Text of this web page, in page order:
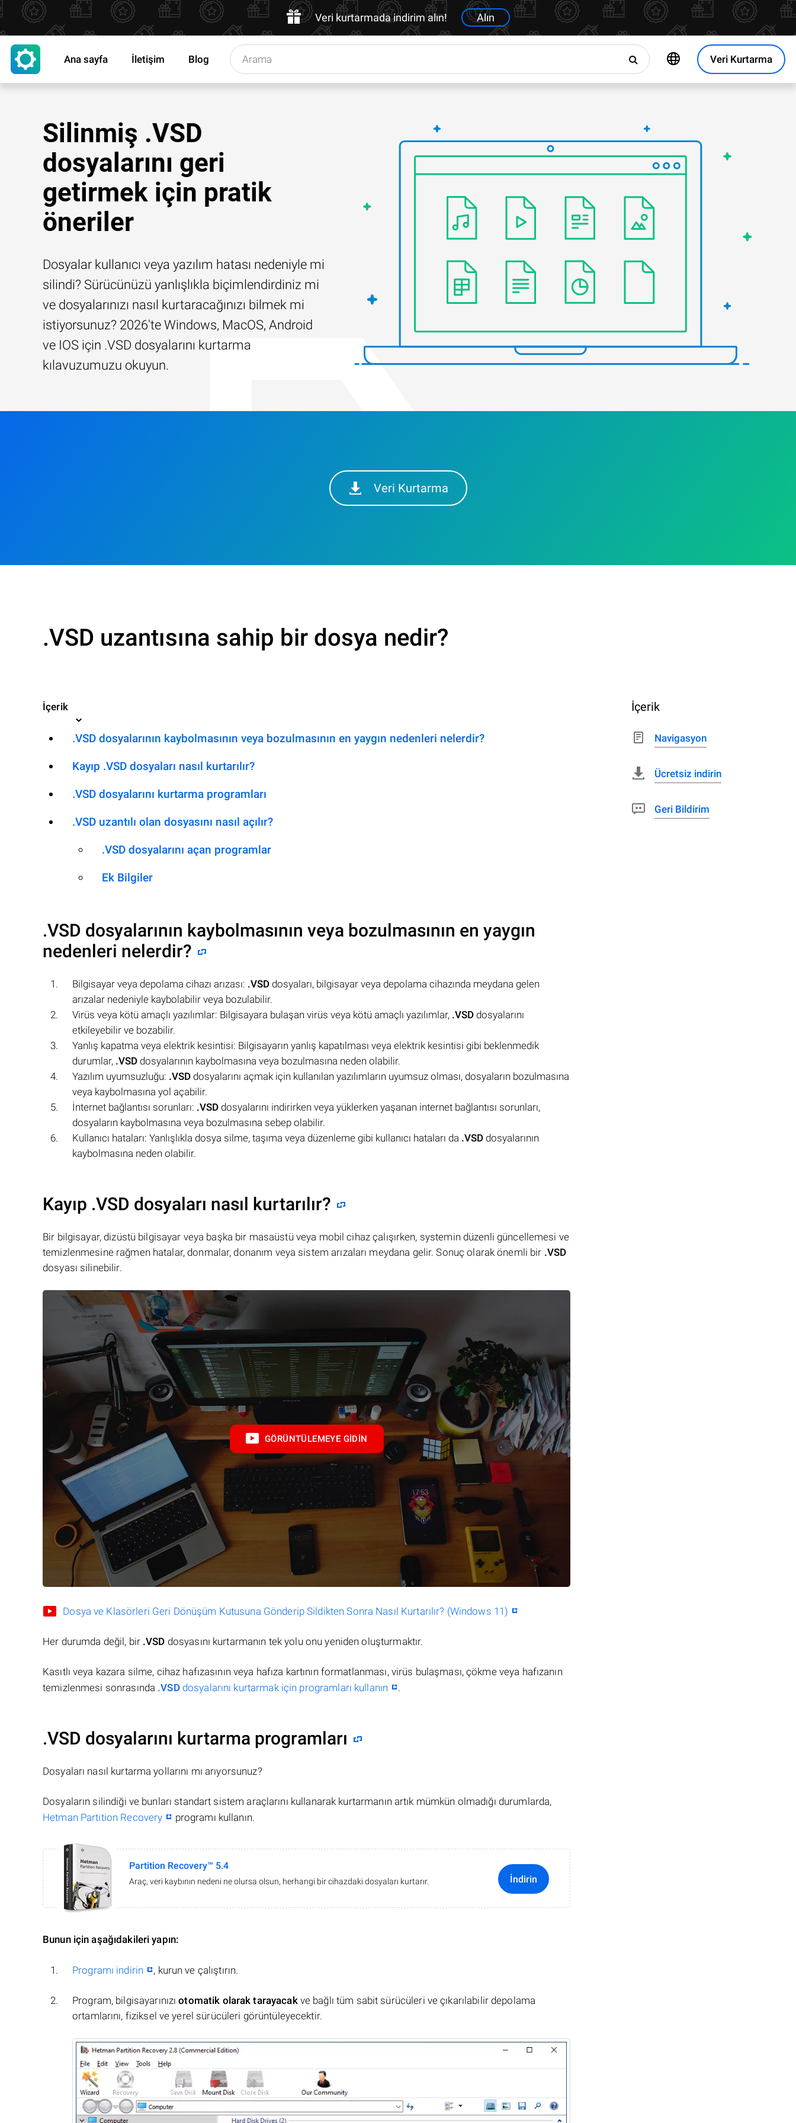
Veri kurtarmada indirim alın! Alın
Veri Kurtarma
Ana sayfa İletişim Blog
Silinmiş .VSD
dosyalarını geri
getirmek için pratik
öneriler
Dosyalar kullanıcı veya yazılım hatası nedeniyle mi
silindi? Sürücünüzü yanlışlıkla biçimlendirdiniz mi
ve dosyalarınızı nasıl kurtaracağınızı bilmek mi
istiyorsunuz? 2026'te Windows, MacOS, Android
ve IOS için .VSD dosyalarını kurtarma
kılavuzumuzu okuyun.
Veri Kurtarma
.VSD uzantısına sahip bir dosya nedir?
İçerik
.VSD dosyalarının kaybolmasının veya bozulmasının en yaygın nedenleri nelerdir?
Kayıp .VSD dosyaları nasıl kurtarılır?
.VSD dosyalarını kurtarma programları
.VSD uzantılı olan dosyasını nasıl açılır?
.VSD dosyalarını açan programlar
Ek Bilgiler
.VSD dosyalarının kaybolmasının veya bozulmasının en yaygın
nedenleri nelerdir?
Bilgisayar veya depolama cihazı arızası: .VSD dosyaları, bilgisayar veya depolama cihazında meydana gelen
arızalar nedeniyle kaybolabilir veya bozulabilir.
Virüs veya kötü amaçlı yazılımlar: Bilgisayara bulaşan virüs veya kötü amaçlı yazılımlar, .VSD dosyalarını
etkileyebilir ve bozabilir.
Yanlış kapatma veya elektrik kesintisi: Bilgisayarın yanlış kapatılması veya elektrik kesintisi gibi beklenmedik
durumlar, .VSD dosyalarının kaybolmasına veya bozulmasına neden olabilir.
Yazılım uyumsuzluğu: .VSD dosyalarını açmak için kullanılan yazılımların uyumsuz olması, dosyaların bozulmasına
veya kaybolmasına yol açabilir.
İnternet bağlantısı sorunları: .VSD dosyalarını indirirken veya yüklerken yaşanan internet bağlantısı sorunları,
dosyaların kaybolmasına veya bozulmasına sebep olabilir.
Kullanıcı hataları: Yanlışlıkla dosya silme, taşıma veya düzenleme gibi kullanıcı hataları da .VSD dosyalarının
kaybolmasına neden olabilir.
Kayıp .VSD dosyaları nasıl kurtarılır?
Bir bilgisayar, dizüstü bilgisayar veya başka bir masaüstü veya mobil cihaz çalışırken, systemin düzenli güncellemesi ve
temizlenmesine rağmen hatalar, donmalar, donanım veya sistem arızaları meydana gelir. Sonuç olarak önemli bir .VSD
dosyası silinebilir.
GÖRÜNTÜLEMEYE GIDIN
Dosya ve Klasörleri Geri Dönüşüm Kutusuna Gönderip Sildikten Sonra Nasıl Kurtarılır? (Windows 11)
Her durumda değil, bir .VSD dosyasını kurtarmanın tek yolu onu yeniden oluşturmaktır.
Kasıtlı veya kazara silme, cihaz hafızasının veya hafıza kartının formatlanması, virüs bulaşması, çökme veya hafızanın
temizlenmesi sonrasında .VSDdosyalarını kurtarmak için programları kullanın .
.VSD dosyalarını kurtarma programları
Dosyaları nasıl kurtarma yollarını mı arıyorsunuz?
Dosyaların silindiği ve bunları standart sistem araçlarını kullanarak kurtarmanın artık mümkün olmadığı durumlarda,
Hetman Partition Recovery
programı kullanın.
Partition Recovery™ 5.4
Araç, veri kaybının nedeni ne olursa olsun, herhangi bir cihazdaki dosyaları kurtarır. İndirin
Bunun için aşağıdakileri yapın:
Programı indirin , kurun ve çalıştırın.
Program, bilgisayarınızıotomatik olarak tarayacakve bağlı tüm sabit sürücüleri ve çıkarılabilir depolama
ortamlarını, fiziksel ve yerel sürücüleri görüntüleyecektir.
İçerik
Navigasyon
Ücretsiz indirin
Geri Bildirim